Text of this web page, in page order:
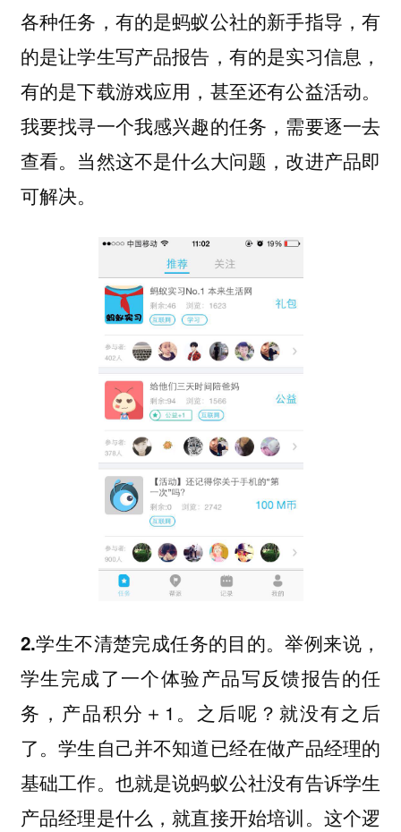
各种任务，有的是蚂蚁公社的新手指导，有
的是让学生写产品报告，有的是实习信息，
有的是下载游戏应用，甚至还有公益活动。
我要找寻一个我感兴趣的任务，需要逐一去
查看。当然这不是什么大问题，改进产品即
可解决。
2.学生不清楚完成任务的目的。举例来说，
学生完成了一个体验产品写反馈报告的任
务，产品积分＋1。之后呢？就没有之后
了。学生自己并不知道已经在做产品经理的
基础工作。也就是说蚂蚁公社没有告诉学生
产品经理是什么，就直接开始培训。这个逻